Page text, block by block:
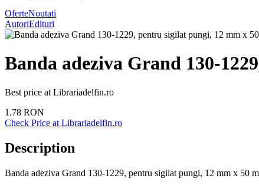
OferteNoutati
AutoriEdituri
Banda adeziva Grand 130-
Best price at Librariadelfin.ro
1.78 RON
Check Price at Librariadelfin.ro
Description
Banda adeziva Grand 130-1229, pentru sigilat pungi, 12 mm x 50